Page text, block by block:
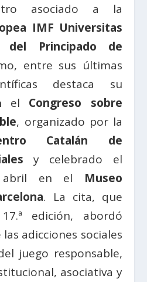
asociado a la
IMF Universitas
del Principado de
entre sus últimas
destaca su
el Congreso sobre
, organizado por la
Catalán de
y celebrado el
abril en el Museo
. La cita, que
edición, abordó
adicciones sociales
juego responsable,
asociativa y